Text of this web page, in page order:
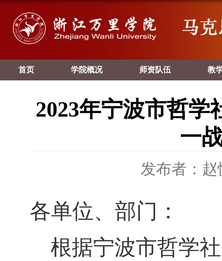
首页 学院概况 师资队伍 教
2023年宁波市哲学
一
发布者：赵
各单位、部门：
根据宁波市哲学